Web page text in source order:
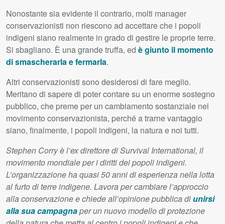
Nonostante sia evidente il contrario, molti manager
conservazionisti non riescono ad accettare che i popoli
indigeni siano realmente in grado di gestire le proprie terre.
Si sbagliano. È una grande truffa, ed è giunto il momento
di smascherarla e fermarla.
Altri conservazionisti sono desiderosi di fare meglio.
Meritano di sapere di poter contare su un enorme sostegno
pubblico, che preme per un cambiamento sostanziale nel
movimento conservazionista, perché a trarne vantaggio
siano, finalmente, i popoli indigeni, la natura e noi tutti.
Stephen Corry è l’ex direttore di Survival International, il
movimento mondiale per i diritti dei popoli indigeni.
L’organizzazione ha quasi 50 anni di esperienza nella lotta
al furto di terre indigene. Lavora per cambiare l’approccio
alla conservazione e chiede all’opinione pubblica diunirsi
alla sua campagnaper un nuovo modello di protezione